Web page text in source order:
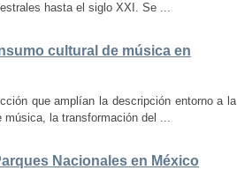
hasta el siglo XXI. Se ...
cultural de música en
que amplían la descripción entorno a la
música, la transformación del ...
Nacionales en México